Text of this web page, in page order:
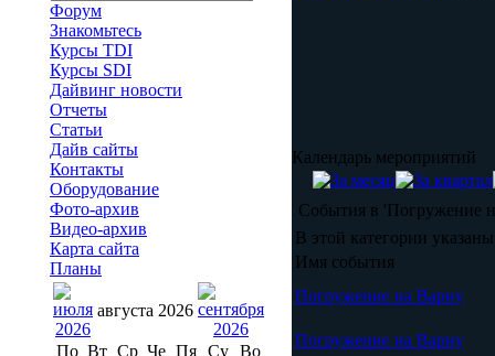
Форум
Знакомьтесь
Курсы TDI
Курсы SDI
Дайвинг новости
Отчеты
Статьи
Дайв сайты
Контакты
Оборудование
Фото-архив
Видео-архив
Карта сайта
Планы
августа 2026
По Вт Ср Че Пя Су Во
Календарь мероприятий
События в 'Погружение
В этой категории
Имя события
Погружение на Варну
Погружение на Варну